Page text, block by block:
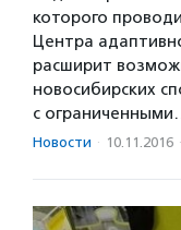
которого
Центра
расширит
новосибирских
с
Новости · 10.11.2016 ·